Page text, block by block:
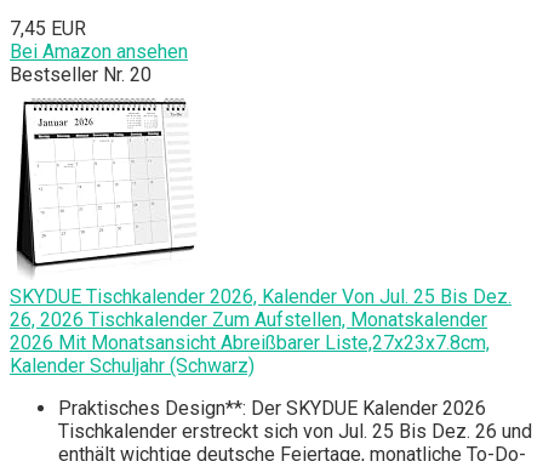
7,45 EUR
Bei Amazon ansehen
Bestseller Nr. 20
SKYDUE Tischkalender 2026, Kalender Von Jul. 25 Bis Dez.
26, 2026 Tischkalender Zum Aufstellen, Monatskalender
2026 Mit Monatsansicht Abreißbarer Liste,27x23x7.8cm,
Kalender Schuljahr (Schwarz)
Praktisches Design**: Der SKYDUE Kalender 2026
Tischkalender erstreckt sich von Jul. 25 Bis Dez. 26 und
enthält wichtige deutsche Feiertage, monatliche To-Do-